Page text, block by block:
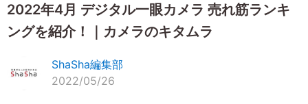
2022年4月 デジタル一眼カメラ 売れ筋ランキ
ングを紹介！｜カメラのキタムラ
ShaSha編集部
2022/05/26